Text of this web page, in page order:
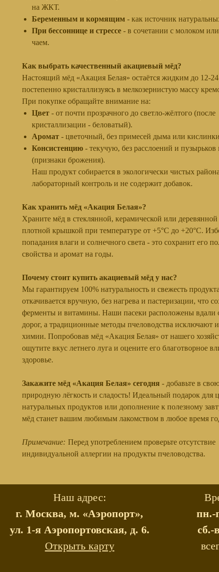
на ЖКТ.
Беременным и кормящим - как источник
При бессоннице и стрессе - в сочетании с молоком
чаем.
Как выбрать качественный акациевый мёд?
Настоящий мёд «Акация Белая» остаётся жидким до 12-
постепенно кристаллизуясь в мелкозернистую массу
При покупке обращайте внимание на:
Цвет - от почти прозрачного до светло-жёлтого (после
кристаллизации - беловатый).
Аромат - цветочный, без примесей дыма или
Консистенцию - текучую, без расслоений и пузырьков
(признаки брожения).
Наш продукт собирается в экологически чистых
лабораторный контроль и не содержит добавок.
Как хранить мёд «Акация Белая»?
Храните мёд в стеклянной, керамической или деревянной
плотной крышкой при температуре от +5°C до +20°C.
попадания влаги и солнечного света - это сохранит его
свойства и аромат на годы.
Почему стоит купить акациевый мёд у нас?
Мы гарантируем 100% натуральность и свежесть
откачивается вручную, без нагрева и пастеризации, что
ферменты и витамины. Наши пасеки расположены вдали
дорог, а традиционные методы пчеловодства исключают
химии. Попробовав мёд «Акация Белая» от нашего
ощутите вкус летнего луга и оцените его благотворное
здоровье.
Закажите мёд «Акация Белая» сегодня - добавьте в
природную лёгкость и сладость! Идеальный подарок для
натуральных продуктов или дополнение к полезному
мёд станет вашим любимым лакомством в любое время
Примечание: Перед употреблением проверьте отсутствие
индивидуальной аллергии на продукты пчеловодства.
Наш адрес:
г. Москва, м. «Аэропорт»,
ул. 1-я Аэропортовская, д. 6.
Открыть карту
пн.-
сб.-